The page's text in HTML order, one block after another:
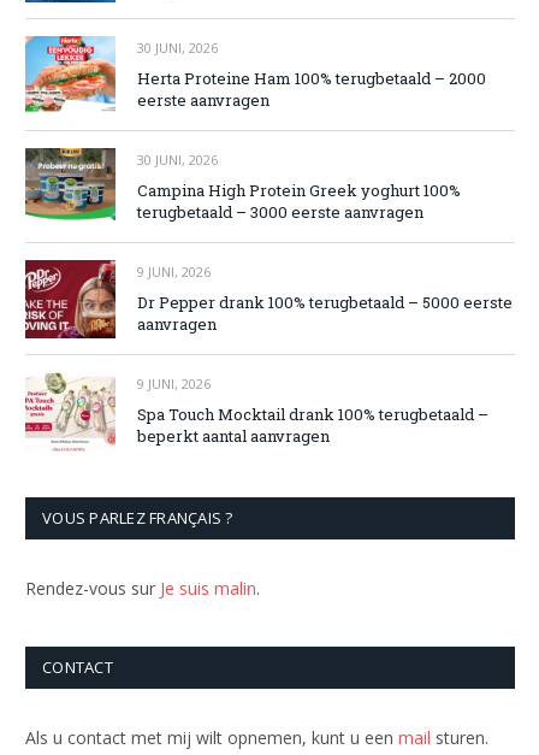
30 JUNI, 2026
Herta Proteine Ham 100% terugbetaald – 2000
eerste aanvragen
30 JUNI, 2026
Campina High Protein Greek yoghurt 100%
terugbetaald – 3000 eerste aanvragen
9 JUNI, 2026
Dr Pepper drank 100% terugbetaald – 5000 eerste
aanvragen
9 JUNI, 2026
Spa Touch Mocktail drank 100% terugbetaald –
beperkt aantal aanvragen
VOUS PARLEZ FRANÇAIS ?
Rendez-vous sur Je suis malin.
CONTACT
Als u contact met mij wilt opnemen, kunt u een mail sturen.